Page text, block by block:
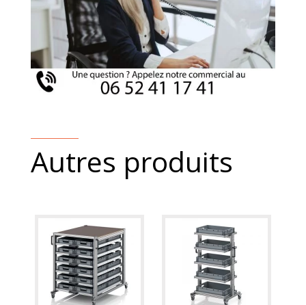
Autres produits